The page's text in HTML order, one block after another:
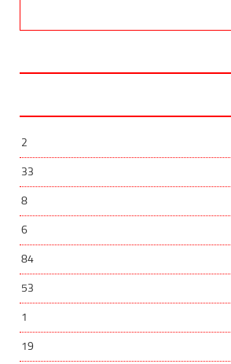
2
33
8
6
84
53
1
19